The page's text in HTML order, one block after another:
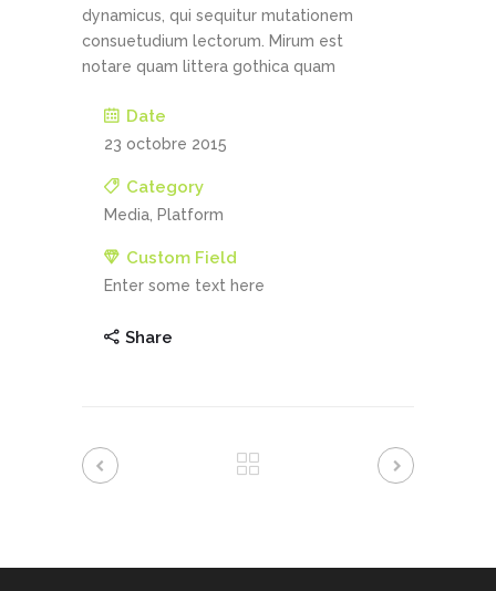
dynamicus, qui sequitur mutationem
consuetudium lectorum. Mirum est
notare quam littera gothica quam
Date
23 octobre 2015
Category
Media, Platform
Custom Field
Enter some text here
Share